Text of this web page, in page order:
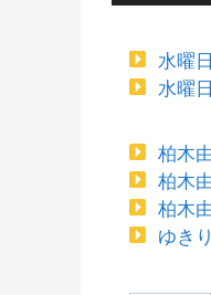
水曜
水曜
柏木
柏木
柏木
ゆき